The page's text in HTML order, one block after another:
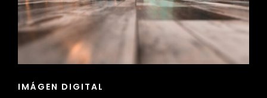
ENLACES
IMÁGEN DIGITAL